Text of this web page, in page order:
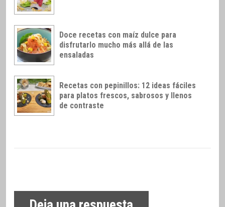
Doce recetas con maíz dulce para
disfrutarlo mucho más allá de las
ensaladas
Recetas con pepinillos: 12 ideas fáciles
para platos frescos, sabrosos y llenos
de contraste